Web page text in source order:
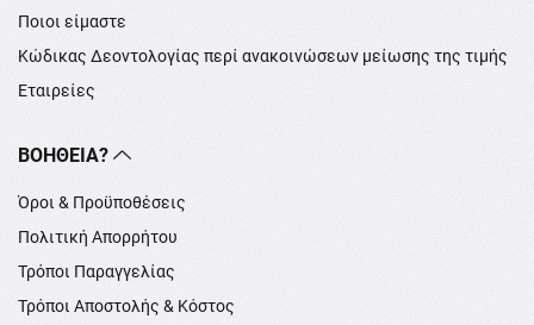
Ποιοι είμαστε
Κώδικας Δεοντολογίας περί ανακοινώσεων μείωσης της τιμής
Εταιρείες
ΒΟΉΘΕΙΑ?
Όροι & Προϋποθέσεις
Πολιτική Απορρήτου
Τρόποι Παραγγελίας
Τρόποι Αποστολής & Κόστος